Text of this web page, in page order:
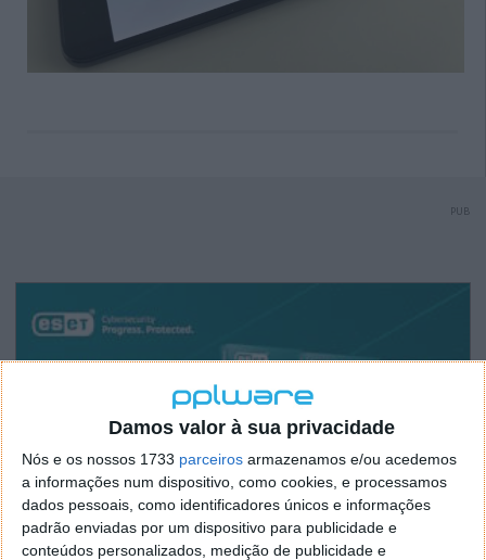
Damos valor à sua privacidade
Nós e os nossos 1733 parceiros armazenamos e/ou acedemos
a informações num dispositivo, como cookies, e processamos
dados pessoais, como identificadores únicos e informações
padrão enviadas por um dispositivo para publicidade e
conteúdos personalizados, medição de publicidade e
PUB